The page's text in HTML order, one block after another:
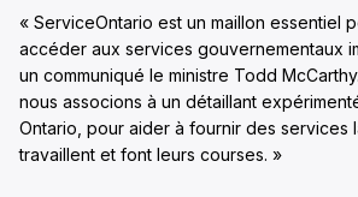
« ServiceOntario est un maillon essentiel
accéder aux services gouvernementaux
un communiqué le ministre Todd
nous associons à un détaillant
Ontario, pour aider à fournir des services
travaillent et font leurs courses. »